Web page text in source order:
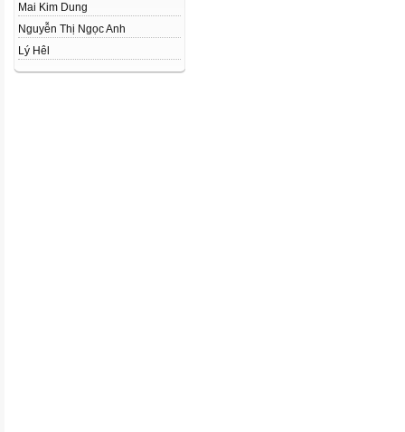
Mai Kim Dung
Nguyễn Thị Ngọc Anh
Lý Hêl